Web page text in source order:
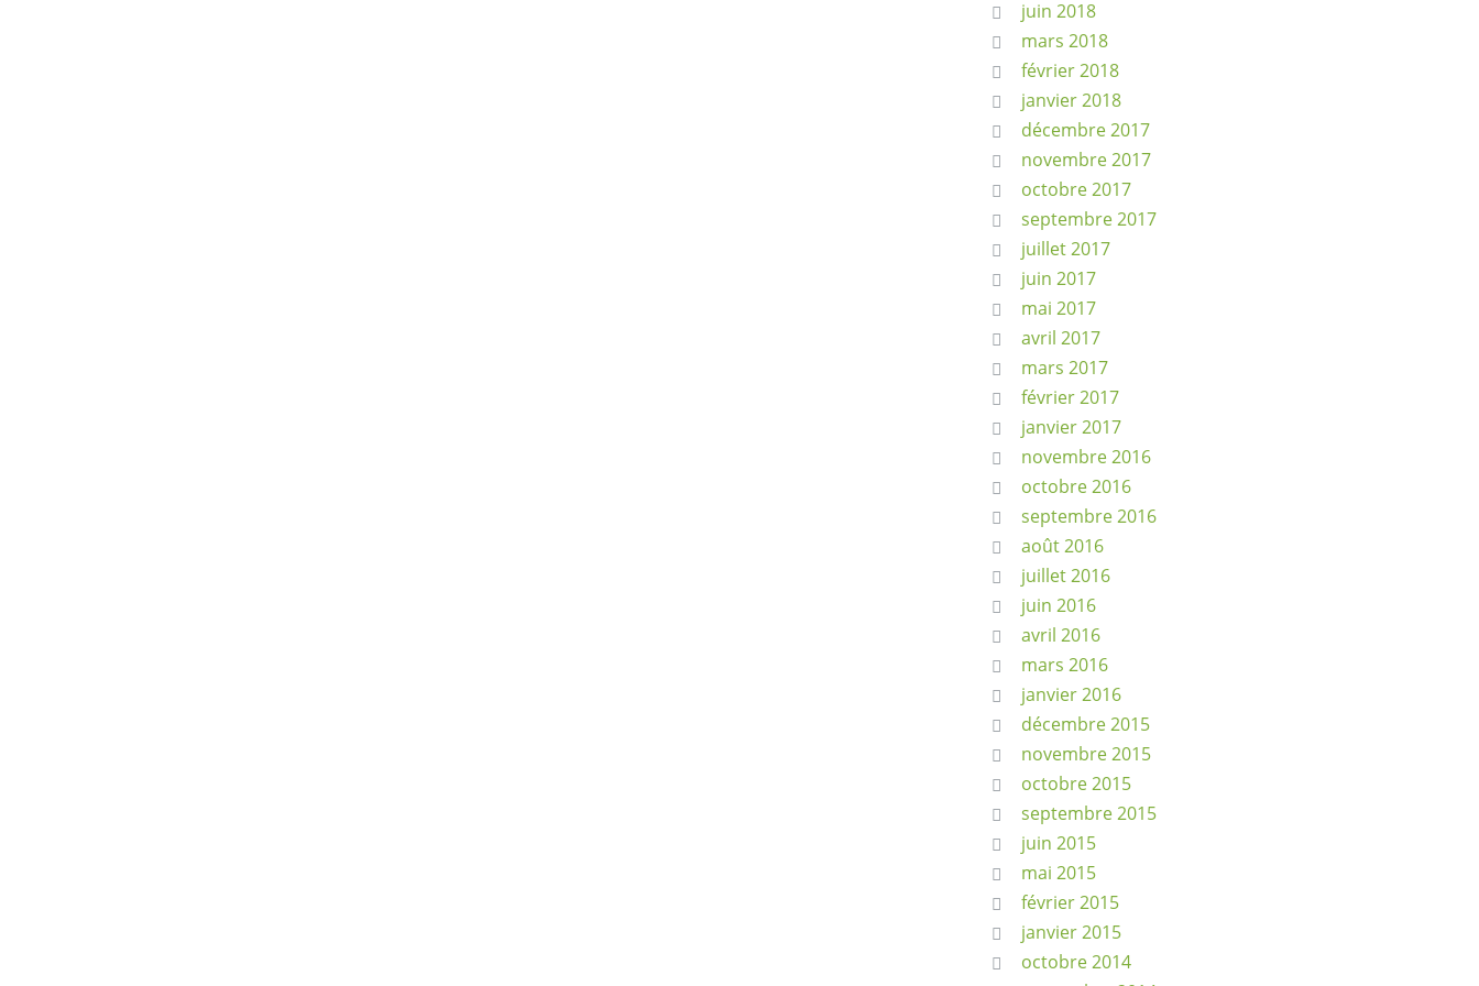
juin 2018
mars 2018
février 2018
janvier 2018
décembre 2017
novembre 2017
octobre 2017
septembre 2017
juillet 2017
juin 2017
mai 2017
avril 2017
mars 2017
février 2017
janvier 2017
novembre 2016
octobre 2016
septembre 2016
août 2016
juillet 2016
juin 2016
avril 2016
mars 2016
janvier 2016
décembre 2015
novembre 2015
octobre 2015
septembre 2015
juin 2015
mai 2015
février 2015
janvier 2015
octobre 2014